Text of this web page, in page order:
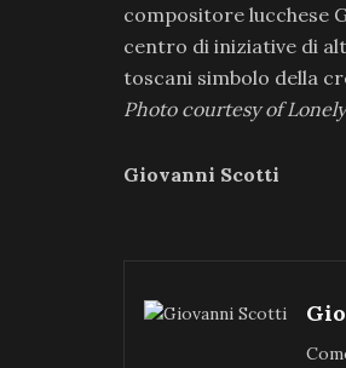
compositore lucchese
centro di iniziative di
toscani simbolo della
Photo courtesy of
Giovanni Scotti